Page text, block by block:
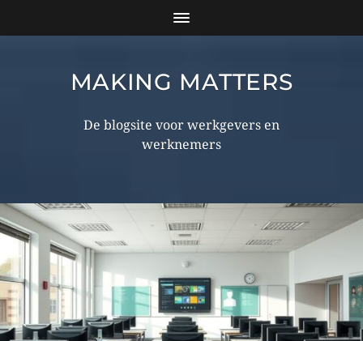
MAKING MATTERS
De blogsite voor werkgevers en
werknemers